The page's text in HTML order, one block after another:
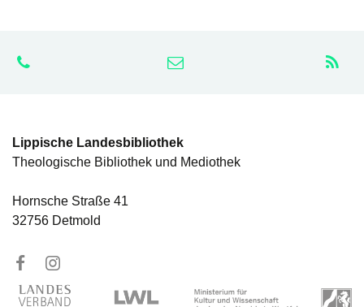
Lippische Landesbibliothek
Theologische Bibliothek und Mediothek
Hornsche Straße 41
32756 Detmold